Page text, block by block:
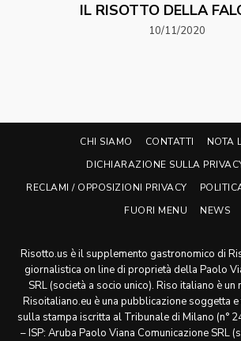
IL RISOTTO DELLA
10/11/2020
CHI SIAMO CONTATTI
NOTA
DICHIARAZIONE SULLA
RECLAMI / OPPOSIZIONI PRIVACY
FUORI MENU
NEWS
Risotto.us è il supplemento gastronomico di
giornalistica on line di proprietà della Paolo
SRL (società a socio unico). Riso italiano è
Risoitaliano.eu è una pubblicazione soggetta
sulla stampa iscritta al Tribunale di Milano (n°
– ISP: Aruba Paolo Viana Comunicazione SRL